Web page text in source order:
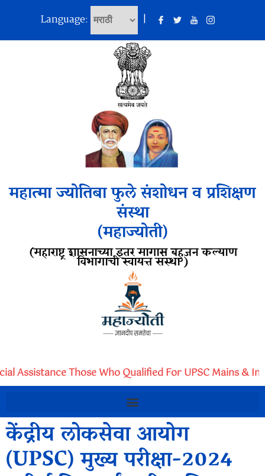
Language: |
महात्मा ज्योतिबा फुले संशोधन व प्रशिक्षण
संस्था
(महाज्योती)
(महाराष्ट्र शासनाच्या इतर मागास बहुजन कल्याण
विभागाची स्वायत्त संस्था )
Assistance Those Who Qualified For UPSC Mains &
केंद्रीय लोकसेवा आयोग
(UPSC) मुख्य परीक्षा-2024